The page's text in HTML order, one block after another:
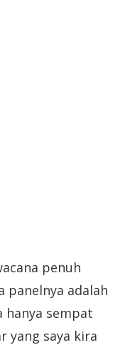
penuh
panelnya adalah
hanya sempat
yang saya kira